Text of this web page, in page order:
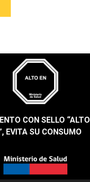
CON SELLO “ALTO
EVITA SU CONSUMO​